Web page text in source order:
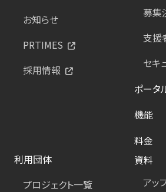
お知らせ
PRTIMES
採用情報
募集
支援
セキ
ポータ
機能
料金
利用団体
プロジェクト一覧
資料
アッ